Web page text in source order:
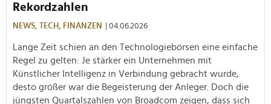
Rekordzahlen
NEWS, TECH, FINANZEN | 04.06.2026
Lange Zeit schien an den Technologiebörsen eine einfache
Regel zu gelten: Je stärker ein Unternehmen mit
Künstlicher Intelligenz in Verbindung gebracht wurde,
desto größer war die Begeisterung der Anleger. Doch die
jüngsten Quartalszahlen von Broadcom zeigen, dass sich